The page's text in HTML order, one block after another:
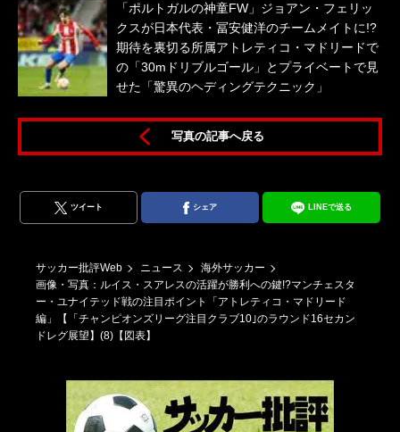
「ポルトガルの神童FW」ジョアン・フェリッ
クスが日本代表・冨安健洋のチームメイトに!?
期待を裏切る所属アトレティコ・マドリードで
の「30mドリブルゴール」とプライベートで見
せた「驚異のヘディングテクニック」
写真の記事へ戻る
ツイート シェア LINEで送る
サッカー批評Web ニュース
海外サッカー
画像・写真：ルイス・スアレスの活躍が勝利への鍵!?マンチェスタ
ー・ユナイテッド戦の注目ポイント「アトレティコ・マドリード
編」【「チャンピオンズリーグ注目クラブ10｣のラウンド16セカン
ドレグ展望】(8)【図表】